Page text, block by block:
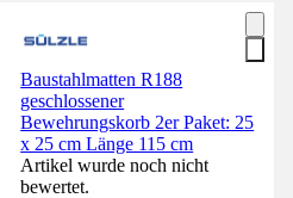
Baustahlmatten R188
geschlossener
Bewehrungskorb 2er Paket: 25
x 25 cm Länge 115 cm
Artikel wurde noch nicht
bewertet.